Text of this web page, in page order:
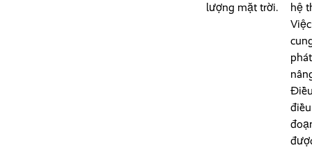
lượng mặt trời.
hệ